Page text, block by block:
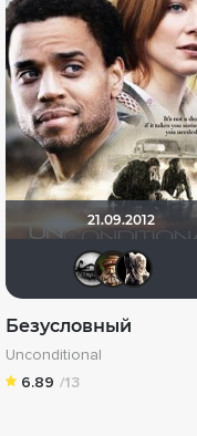
21.09.2012
Безусловный
Unconditional
6.89 /13